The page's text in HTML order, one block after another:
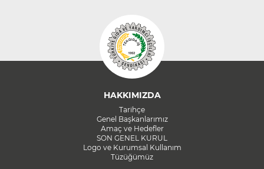
HAKKIMIZDA
Tarihçe
Genel Başkanlarımız
Amaç ve Hedefler
SON GENEL KURUL
Logo ve Kurumsal Kullanım
Tüzüğümüz